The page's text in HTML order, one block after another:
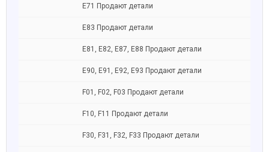
Е71 Продают детали
Е83 Продают детали
E81, E82, E87, E88 Продают детали
Е90, E91, E92, E93 Продают детали
F01, F02, F03 Продают детали
F10, F11 Продают детали
F30, F31, F32, F33 Продают детали